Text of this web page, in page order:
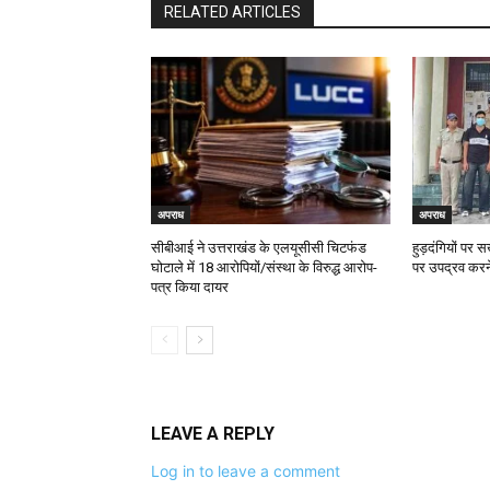
RELATED ARTICLES
अपराध
सीबीआई ने उत्तराखंड के एलयूसीसी चिटफंड
घोटाले में 18 आरोपियों/संस्था के विरुद्ध आरोप-
पत्र किया दायर
अपराध
हुड़दंगियों पर
पर उपद्रव करने
LEAVE A REPLY
Log in to leave a comment